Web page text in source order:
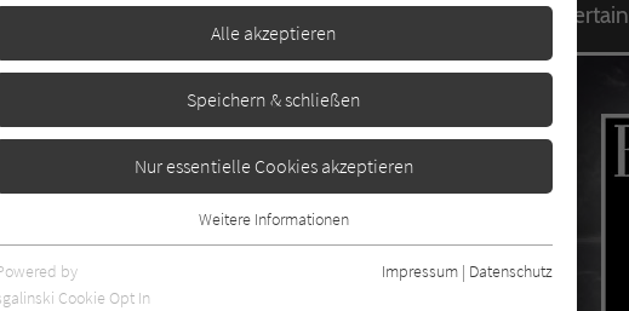
Buchtyp Autor*in Magazin Entertain
Alle akzeptieren
Speichern & schließen
Nur essentielle Cookies akzeptieren
Essentielle Cookies werden für grundlegende Funktionen der Webseite
benötigt. Dadurch ist gewährleistet, dass die Webseite einwandfrei
Weitere Informationen
by
Cookie Opt In
Impressum | Datenschutz